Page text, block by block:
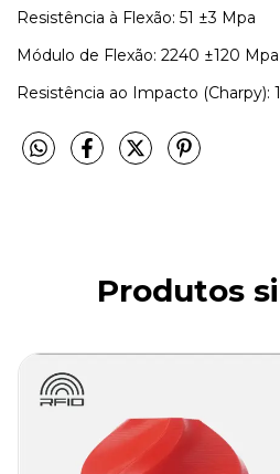
Resistência à Flexão: 51 ±3 Mpa
Módulo de Flexão: 2240 ±120 Mpa
Resistência ao Impacto (Charpy):
Produtos